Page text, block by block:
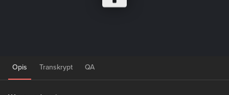
Opis Transkrypt QA